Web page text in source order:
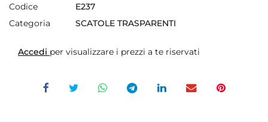
Codice
E237
Categoria
SCATOLE TRASPARENTI
Accedi per visualizzare i prezzi a te riservati